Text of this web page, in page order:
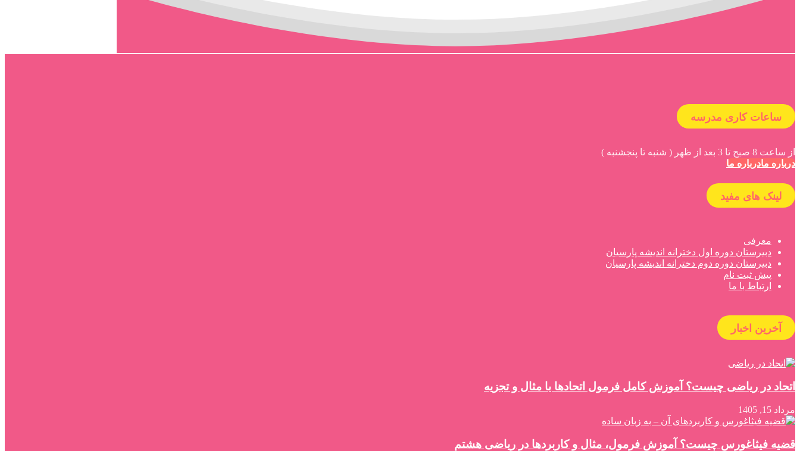
ساعات کاری مدرسه
از ساعت 8 صبح تا 3 بعد از ظهر ( شنبه تا پنجشنبه )
درباره مادرباره ما
لینک های مفید
معرفی
دبیرستان دوره اول دخترانه اندیشه پارسیان
دبیرستان دوره دوم دخترانه اندیشه پارسیان
پیش ثبت نام
ارتباط با ما
آخرین اخبار
اتحاد در ریاضی چیست؟ آموزش کامل فرمول اتحادها با مثال و تجزیه
مرداد 15, 1405
قضیه فیثاغورس چیست؟ آموزش فرمول، مثال و کاربردها در ریاضی هشتم